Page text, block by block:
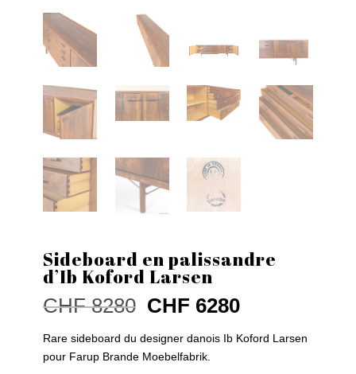
Sideboard en palissandre
d’Ib Koford Larsen
CHF8280 Ursprünglicher
war:
CHF 8280
CHF 6280Aktueller
ist:
Rare sideboard du designer danois Ib Koford Larsen
pour Farup Brande Moebelfabrik.